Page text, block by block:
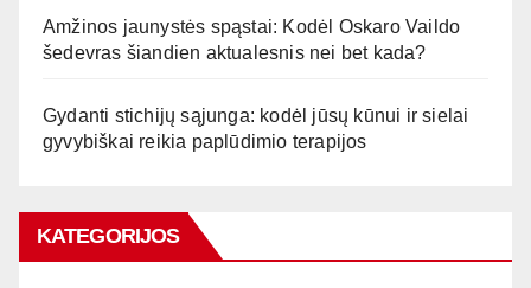
Amžinos jaunystės spąstai: Kodėl Oskaro Vaildo
šedevras šiandien aktualesnis nei bet kada?
Gydanti stichijų sąjunga: kodėl jūsų kūnui ir sielai
gyvybiškai reikia paplūdimio terapijos
KATEGORIJOS